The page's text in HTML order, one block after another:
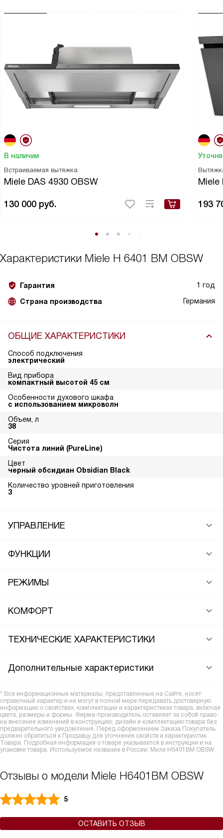
В наличии
Встраиваемая вытяжка
Miele DAS 4930 OBSW
130 000 руб.
Miele
193
Характеристики Miele H 6401 BM OBSW
Гарантия 1 год
Страна производства Германия
ОБЩИЕ ХАРАКТЕРИСТИКИ
Способ подключения
электрический
Вид прибора
компактный высотой 45 см
Особенности духового шкафа
с использованием микроволн
Объем, л
38
Серия
Чистота линий (PureLine)
Цвет
черный обсидиан Obsidian Black
Количество уровней приготовления
3
УПРАВЛЕНИЕ
ФУНКЦИИ
РЕЖИМЫ
КОМФОРТ
ТЕХНИЧЕСКИЕ ХАРАКТЕРИСТИКИ
Дополнительные характеристики
* Все информационные материалы, представленные на Сайте, носят
справочный характер и не могут в полной мере передавать достоверную
информацию о свойствах, комплектации и характеристиках товара, включая
цвета, размеры и формы. Фирма-производитель оставляет за собой право
на внесение изменений в конструкцию, дизайн и комплектацию товара без
предварительного уведомления. Перед оформлением Заказа Покупатель
должен обратиться к Продавцу для уточнения свойств и характеристик
Товара. Подробная информация о товаре указывается в инструкции и на
упаковке товара. Используемое название в России: Миле H6401BM OBSW
Отзывы о модели Miele H6401BM OBSW
5
ОСТАВИТЬ ОТЗЫВ